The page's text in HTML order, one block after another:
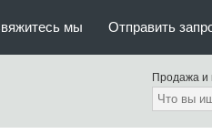
мы Отправить
Продажа и